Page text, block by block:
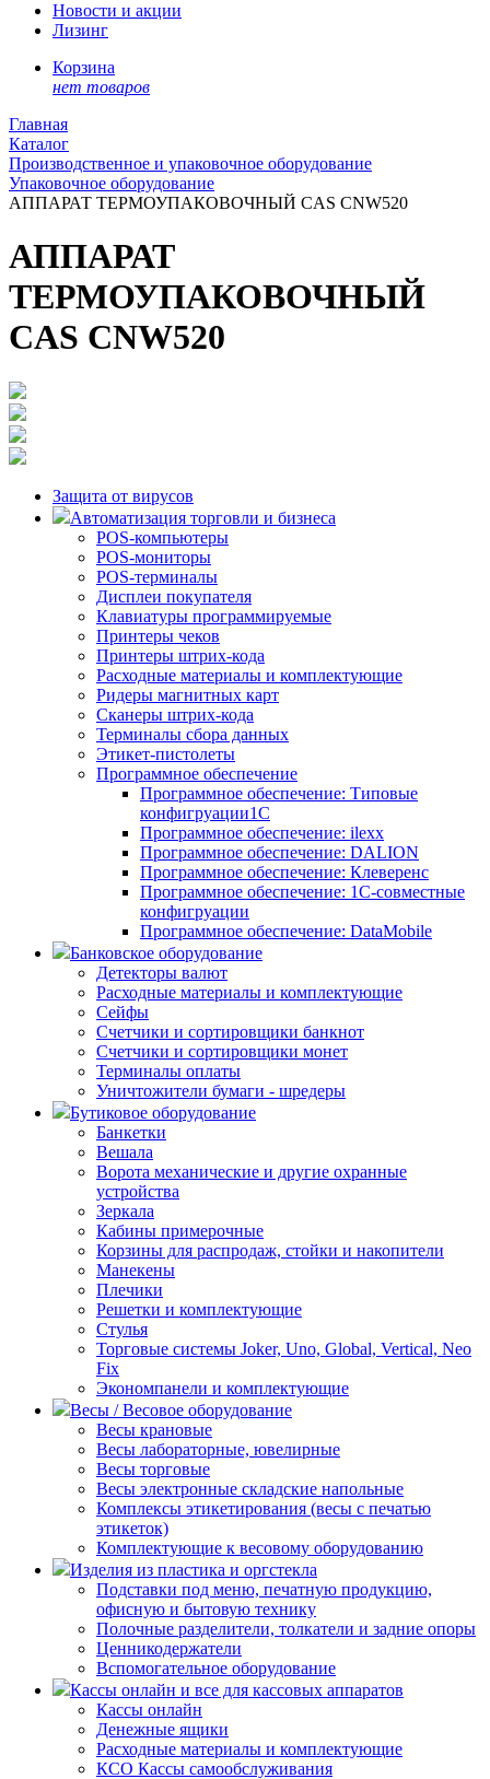
Новости и акции
Лизинг
Корзина
нет товаров
Главная
Каталог
Производственное и упаковочное оборудование
Упаковочное оборудование
АППАРАТ ТЕРМОУПАКОВОЧНЫЙ CAS CNW520
АППАРАТ
ТЕРМОУПАКОВОЧНЫЙ
CAS CNW520
Защита от вирусов
Автоматизация торговли и бизнеса
POS-компьютеры
POS-мониторы
POS-терминалы
Дисплеи покупателя
Клавиатуры программируемые
Принтеры чеков
Принтеры штрих-кода
Расходные материалы и комплектующие
Ридеры магнитных карт
Сканеры штрих-кода
Терминалы сбора данных
Этикет-пистолеты
Программное обеспечение
Программное обеспечение: Типовые
конфигруации1С
Программное обеспечение: ilexx
Программное обеспечение: DALION
Программное обеспечение: Клеверенс
Программное обеспечение: 1С-совместные
конфигруации
Программное обеспечение: DataMobile
Банковское оборудование
Детекторы валют
Расходные материалы и комплектующие
Сейфы
Счетчики и сортировщики банкнот
Счетчики и сортировщики монет
Терминалы оплаты
Уничтожители бумаги - шредеры
Бутиковое оборудование
Банкетки
Вешала
Ворота механические и другие охранные
устройства
Зеркала
Кабины примерочные
Корзины для распродаж, стойки и накопители
Манекены
Плечики
Решетки и комплектующие
Стулья
Торговые системы Joker, Uno, Global, Vertical, Neo
Fix
Экономпанели и комплектующие
Весы / Весовое оборудование
Весы крановые
Весы лабораторные, ювелирные
Весы торговые
Весы электронные складские напольные
Комплексы этикетирования (весы с печатью
этикеток)
Комплектующие к весовому оборудованию
Изделия из пластика и оргстекла
Подставки под меню, печатную продукцию,
офисную и бытовую технику
Полочные разделители, толкатели и задние опоры
Ценникодержатели
Вспомогательное оборудование
Кассы онлайн и все для кассовых аппаратов
Кассы онлайн
Денежные ящики
Расходные материалы и комплектующие
КСО Кассы самообслуживания